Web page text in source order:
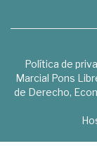
Política de
Marcial Pons
de Derecho,